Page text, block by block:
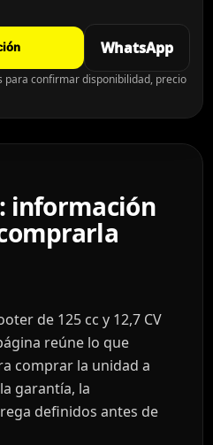
WhatsApp
para confirmar disponibilidad, precio
información
de 125 cc y 12,7 CV
reúne lo que
comprar la unidad a
garantía, la
definidos antes de